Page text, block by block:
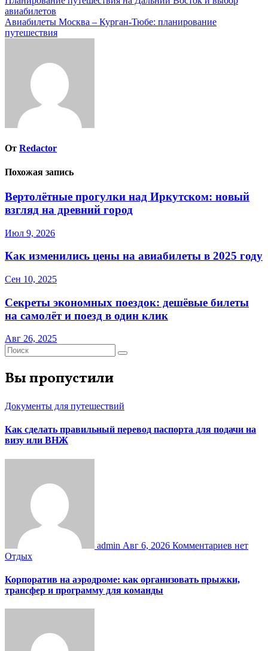
по
записям
авиабилетов
Авиабилеты Москва – Курган-Тюбе: планирование
путешествия
От Redactor
Похожая запись
Вертолётные прогулки над Иркутском: новый
взгляд на древний город
Июл 9, 2026
Как изменились цены на авиабилеты в 2025 году
Сен 10, 2025
Секреты экономных поездок: дешёвые билеты
на самолёт и поезд в один клик
Авг 26, 2025
Вы пропустили
Документы для путешествий
Как сделать правильный перевод паспорта для подачи на
визу или ВНЖ
admin Авг 6, 2026 Комментариев нет
Отдых
Корпоратив на аэродроме: как организовать прыжки,
трансфер и программу для команды